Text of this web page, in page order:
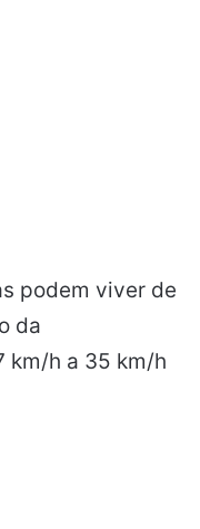
podem viver de
da
km/h a 35 km/h